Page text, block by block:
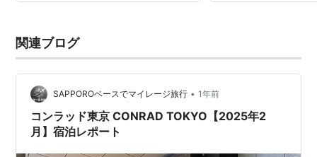
関連ブログ
SAPPOROベースでマイレージ旅行 • 1年前
コンラッド東京 CONRAD TOKYO【2025年2
月】宿泊レポート